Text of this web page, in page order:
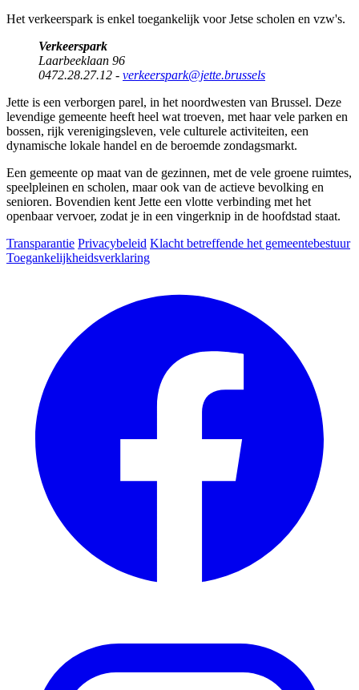
Het verkeerspark is enkel toegankelijk voor Jetse scholen en vzw's.
Verkeerspark
Laarbeeklaan 96
0472.28.27.12 - verkeerspark@jette.brussels
Jette is een verborgen parel, in het noordwesten van Brussel. Deze
levendige gemeente heeft heel wat troeven, met haar vele parken en
bossen, rijk verenigingsleven, vele culturele activiteiten, een
dynamische lokale handel en de beroemde zondagsmarkt.
Een gemeente op maat van de gezinnen, met de vele groene ruimtes,
speelpleinen en scholen, maar ook van de actieve bevolking en
senioren. Bovendien kent Jette een vlotte verbinding met het
openbaar vervoer, zodat je in een vingerknip in de hoofdstad staat.
Transparantie Privacybeleid Klacht betreffende het gemeentebestuur
Toegankelijkheidsverklaring